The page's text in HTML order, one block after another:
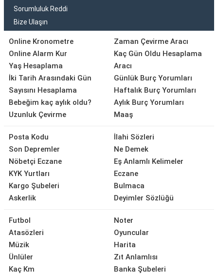
Sorumluluk Reddi
Bize Ulaşın
Online Kronometre
Online Alarm Kur
Yaş Hesaplama
İki Tarih Arasındaki Gün
Sayısını Hesaplama
Bebeğim kaç aylık oldu?
Uzunluk Çevirme
Zaman Çevirme Aracı
Kaç Gün Oldu Hesaplama
Aracı
Günlük Burç Yorumları
Haftalık Burç Yorumları
Aylık Burç Yorumları
Maaş
Posta Kodu
Son Depremler
Nöbetçi Eczane
KYK Yurtları
Kargo Şubeleri
Askerlik
İlahi Sözleri
Ne Demek
Eş Anlamlı Kelimeler
Eczane
Bulmaca
Deyimler Sözlüğü
Futbol
Atasözleri
Müzik
Ünlüler
Kaç Km
Noter
Oyuncular
Harita
Zıt Anlamlısı
Banka Şubeleri